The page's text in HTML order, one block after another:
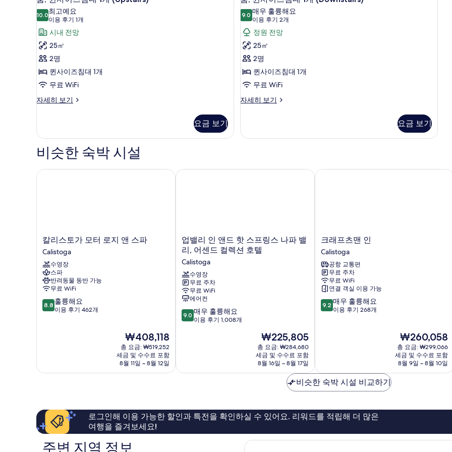
모
두
보
기
침
대
개
자
세
히
보
보
기
1
개
세
히
보
기
퀸
사
이
즈
침
대
1
개
진
모
보
10.010.0점 만점 중 10점
최고예요
이용 후기 1개
(이
용
후
기
1
개)
시내 전망
25㎡
2명
퀸사이즈침대 1개
무료 WiFi
자세히 보기
룸,
즈
대
개
요금 보기
퀸
사
이
즈
침
대
1
개
진
9.09.0점 만점 중 10점
매우 훌륭해요
이용 후기 2개
(이
용
후
기
2
개)
정원 전망
25㎡
2명
퀸사이즈침대 1개
무료 WiFi
자세히 보기
룸,
즈
개
요금 보기
비슷한 숙박 시설
칼
리
스
토
가
모
터
로
지
칼리스토가 모터 로지 앤 스파
Calistoga
수영장
스파
반려동물 동반 가능
무료 WiFi
10
점
륭
용
기
462
개
8.8 훌륭해요
이용 후기 462개
현
재
요
금
₩408,118
₩408,118
총 요금: ₩519,252
세금 및 수수료 포함
8월 11일 ~ 8월 12일
칼리스토가 모터 로지 앤 스파
업
밸
리
인
앤
드
핫
스
프
링
어
렉
션
업밸리 인 앤드 핫 스프링스 나파 밸
리, 어센드 컬렉션 호텔
Calistoga
수영장
무료 주차
무료 WiFi
에어컨
10
점
매
해
요,
9.0 매우 훌륭해요
이용 후기 1,008개
현
재
요
금
₩225,805
₩225,805
총 요금: ₩284,680
세금 및 수수료 포함
8월 16일 ~ 8월 17일
업밸리 인 앤드 핫 스프링스 나파 밸리, 어센드 컬렉션 호텔
크
래
프
츠
맨
인
Calistoga
크래프츠맨 인
Calistoga
공항 교통편
무료 주차
무료 WiFi
연결 객실 이용 가능
10
점
우
훌
륭
요,
이
후
9.2 매우 훌륭해요
이용 후기 268개
현
재
요
금
₩260,058
₩260,058
총 요금: ₩299,066
세금 및 수수료 포함
8월 9일 ~ 8월 10일
크래프츠맨 인
비슷한 숙박 시설 비교하기
로그인해 이용 가능한 할인과 특전을 확인하실 수 있어요. 리워드를 적립해 더 많은
여행을 즐겨보세요!
주변 지역 정보